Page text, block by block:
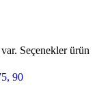
Seçenekler ürün
, 90